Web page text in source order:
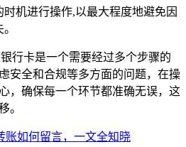
机进行操作,以最大程度地避免因
行卡是一个需要经过多个步骤的
安全和合规等多方面的问题，在操
，确保每一个环节都准确无误，这
。
账如何留言，一文全知晓